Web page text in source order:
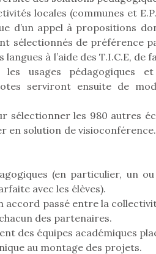
locales (communes et
d’un appel à propositions
sélectionnés de préférence
à l’aide des T.I.C.E, de
usages pédagogiques
serviront ensuite de
sélectionner les 980 autres
en solution de
(en particulier, un ou
avec les élèves).
accord passé entre la
des partenaires.
des équipes académiques
au montage des projets.
grosses
et des futures
estivales, le
le jardin, la…
L’attrait
est
les plus
commencer
La